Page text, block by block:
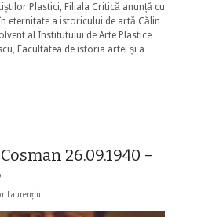
Plastici, Filiala Critică anunță cu
eternitate a istoricului de artă Călin
al Institutului de Arte Plastice
Facultatea de istoria artei și a
26.09.1940 –
Laurențiu